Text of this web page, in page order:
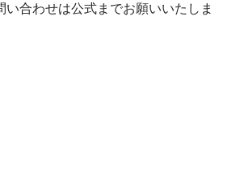
い合わせは公式までお願いいたしま